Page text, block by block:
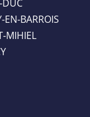
BARROIS
MIHIEL